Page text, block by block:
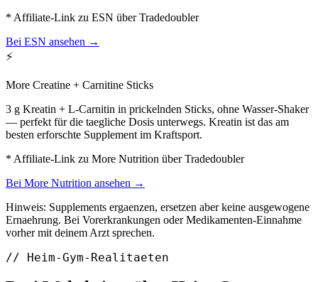
* Affiliate-Link zu ESN über Tradedoubler
Bei ESN ansehen →
⚡
More Creatine + Carnitine Sticks
3 g Kreatin + L-Carnitin in prickelnden Sticks, ohne Wasser-Shaker
— perfekt für die taegliche Dosis unterwegs. Kreatin ist das am
besten erforschte Supplement im Kraftsport.
* Affiliate-Link zu More Nutrition über Tradedoubler
Bei More Nutrition ansehen →
Hinweis: Supplements ergaenzen, ersetzen aber keine ausgewogene
Ernaehrung. Bei Vorerkrankungen oder Medikamenten-Einnahme
vorher mit deinem Arzt sprechen.
// Heim-Gym-Realitaeten